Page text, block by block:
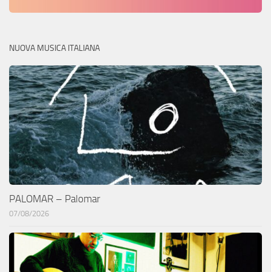
NUOVA MUSICA ITALIANA
PALOMAR – Palomar
07/08/2026